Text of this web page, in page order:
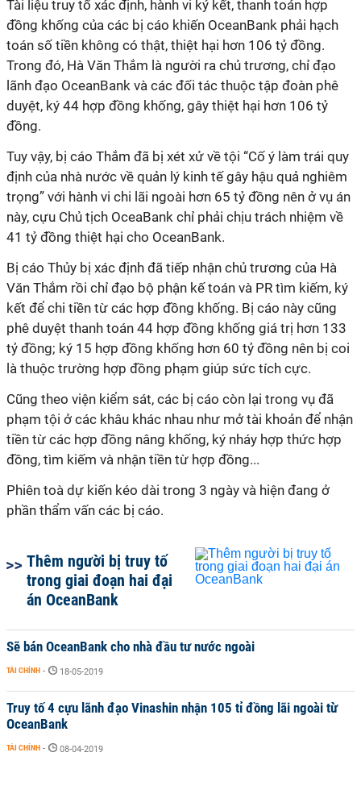
Tài liệu truy tố xác định, hành vi ký kết, thanh toán hợp
đồng khống của các bị cáo khiến OceanBank phải hạch
toán số tiền không có thật, thiệt hại hơn 106 tỷ đồng.
Trong đó, Hà Văn Thắm là người ra chủ trương, chỉ đạo
lãnh đạo OceanBank và các đối tác thuộc tập đoàn phê
duyệt, ký 44 hợp đồng khống, gây thiệt hại hơn 106 tỷ
đồng.
Tuy vậy, bị cáo Thắm đã bị xét xử về tội “Cố ý làm trái quy
định của nhà nước về quản lý kinh tế gây hậu quả nghiêm
trọng” với hành vi chi lãi ngoài hơn 65 tỷ đồng nên ở vụ án
này, cựu Chủ tịch OceaBank chỉ phải chịu trách nhiệm về
41 tỷ đồng thiệt hại cho OceanBank.
Bị cáo Thủy bị xác định đã tiếp nhận chủ trương của Hà
Văn Thắm rồi chỉ đạo bộ phận kế toán và PR tìm kiếm, ký
kết để chi tiền từ các hợp đồng khống. Bị cáo này cũng
phê duyệt thanh toán 44 hợp đồng khống giá trị hơn 133
tỷ đồng; ký 15 hợp đồng khống hơn 60 tỷ đồng nên bị coi
là thuộc trường hợp đồng phạm giúp sức tích cực.
Cũng theo viện kiểm sát, các bị cáo còn lại trong vụ đã
phạm tội ở các khâu khác nhau như mở tài khoản để nhận
tiền từ các hợp đồng nâng khống, ký nháy hợp thức hợp
đồng, tìm kiếm và nhận tiền từ hợp đồng...
Phiên toà dự kiến kéo dài trong 3 ngày và hiện đang ở
phần thẩm vấn các bị cáo.
Thêm người bị truy tố
trong giai đoạn hai đại
án OceanBank
Sẽ bán OceanBank cho nhà đầu tư nước ngoài
TÀI CHÍNH - 18-05-2019
Truy tố 4 cựu lãnh đạo Vinashin nhận 105 tỉ đồng lãi ngoài từ
OceanBank
TÀI CHÍNH - 08-04-2019